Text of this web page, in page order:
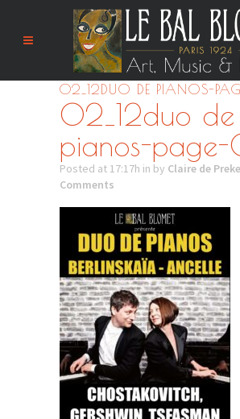
02_12DUO DE PIANOS-
02_12duo de
pianos-
Posted at 17:17h in by Claire de
Comments